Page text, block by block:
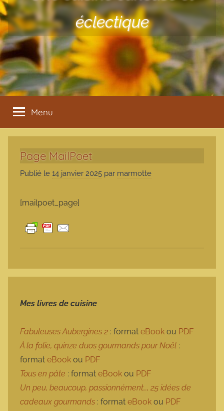
éclectique
Menu
Page MailPoet
Publié le 14 janvier 2025 par marmotte
[mailpoet_page]
Mes livres de cuisine
Fabuleuses Aubergines 2 : format eBook ou PDF
À la folie, quinze duos gourmands pour Noël :
format eBook ou PDF
Tous en pâte : format eBook ou PDF
Un peu, beaucoup, passionnément…, 25 idées de
cadeaux gourmands : format eBook ou PDF